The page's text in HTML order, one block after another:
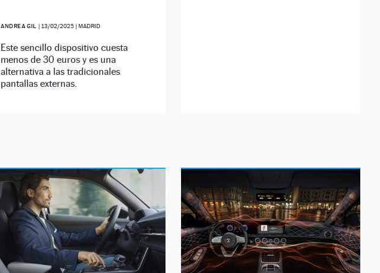
ANDREA GIL | 13/02/2025| MADRID
Este sencillo dispositivo cuesta
menos de 30 euros y es una
alternativa a las tradicionales
pantallas externas.